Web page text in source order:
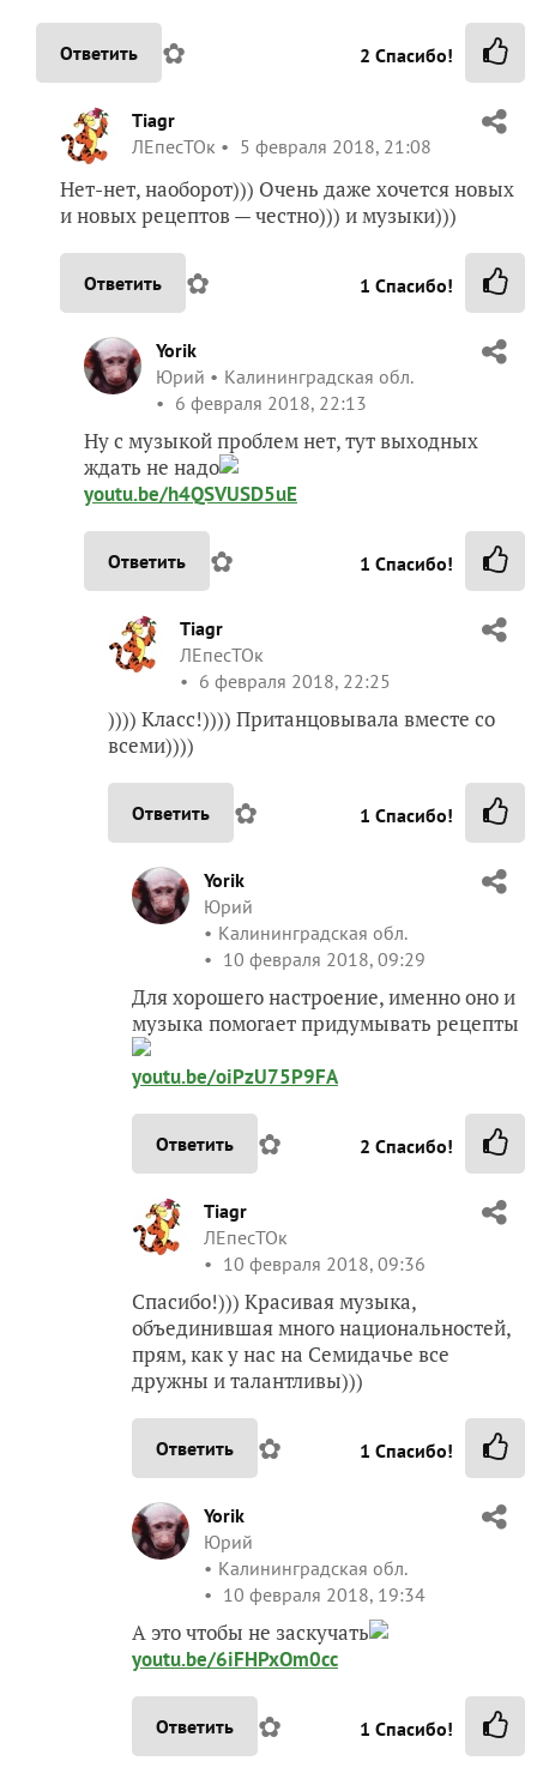
Ответить ✿ 2 Спасибо!
Tiagr
ЛЕпесТОк
5 февраля 2018, 21:08
Нет-нет, наоборот))) Очень даже хочется новых
и новых рецептов — честно))) и музыки)))
Ответить ✿ 1 Спасибо!
Yorik
Юрий
Калининградская обл.
6 февраля 2018, 22:13
Ну с музыкой проблем нет, тут выходных
ждать не надо
youtu.be/h4QSVUSD5uE
Ответить ✿ 1 Спасибо!
Tiagr
ЛЕпесТОк
6 февраля 2018, 22:25
)))) Класс!)))) Пританцовывала вместе со
всеми))))
Ответить ✿ 1 Спасибо!
Yorik
Юрий
Калининградская обл.
10 февраля 2018, 09:29
Для хорошего настроение, именно оно и
музыка помогает придумывать рецепты
youtu.be/oiPzU75P9FA
Ответить ✿ 2 Спасибо!
Tiagr
ЛЕпесТОк
10 февраля 2018, 09:36
Спасибо!))) Красивая музыка,
объединившая много национальностей,
прям, как у нас на Семидачье все
дружны и талантливы)))
Ответить ✿ 1 Спасибо!
Yorik
Юрий
Калининградская обл.
10 февраля 2018, 19:34
А это чтобы не заскучать
youtu.be/6iFHPxOm0cc
Ответить ✿ 1 Спасибо!